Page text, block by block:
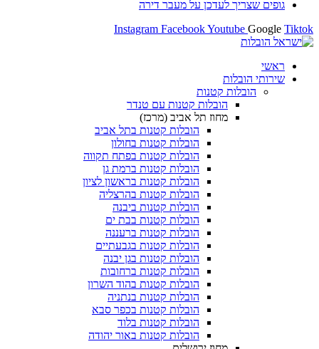
לעדכן על מעבר דירה
Instagram Facebook
הובלות קטנות עם טנדר
מחוז תל אביב (מרכז)
הובלות קטנות בתל אביב
הובלות קטנות בחולון​
הובלות קטנות בפתח תקווה
הובלות קטנות ברמת גן
הובלות קטנות בראשון לציון
הובלות קטנות בהרצליה
הובלות קטנות ביבנה
הובלות קטנות בבת ים
הובלות קטנות ברעננה
הובלות קטנות בגבעתיים
הובלות קטנות בגן יבנה
הובלות קטנות ברחובות
הובלות קטנות בהוד השרון
הובלות קטנות בנתניה
הובלות קטנות בכפר סבא
הובלות קטנות בלוד
הובלות קטנות באור יהודה